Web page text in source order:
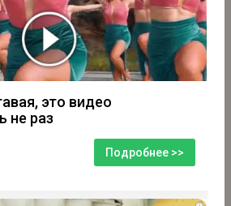
это видео
не раз
Подробнее >>